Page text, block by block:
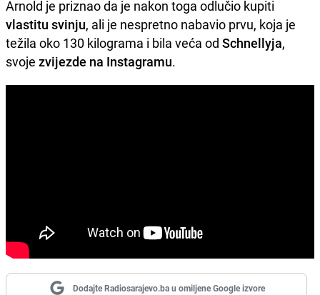
Arnold je priznao da je nakon toga odlučio kupiti
vlastitu svinju, ali je nespretno nabavio prvu, koja je
težila oko 130 kilograma i bila veća od Schnellyja,
svoje zvijezde na Instagramu.
Dodajte Radiosarajevo.ba u omiljene Google izvore